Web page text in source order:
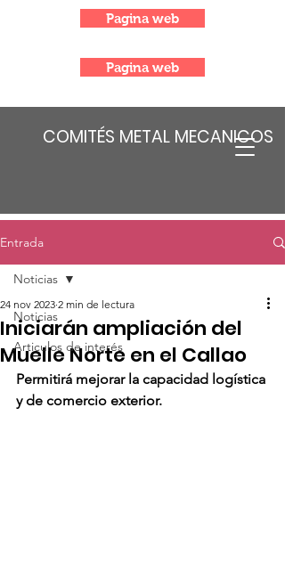
COMITÉS METAL MECANICOS
Pagina web
Pagina web
Entrada
Noticias
Articulos de interés
Noticias
Iniciarán ampliación del
Muelle Norte en el Callao
24 nov 2023 2 min de lectura
Permitirá mejorar la capacidad logística
y de comercio exterior.